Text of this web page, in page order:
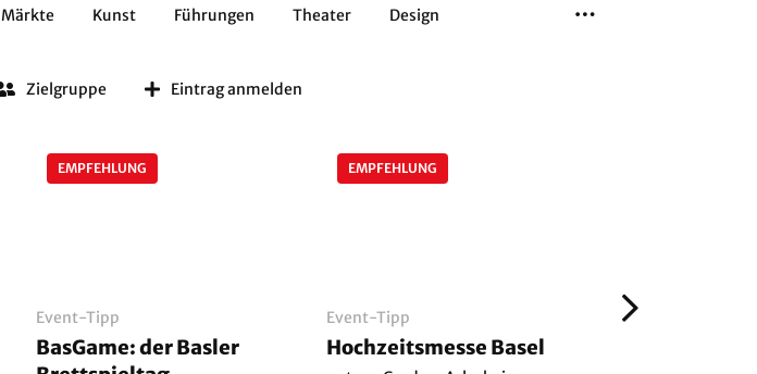
Märkte Kunst Führungen Theater Design
Zielgruppe Eintrag anmelden
EMPFEHLUNG
Event-Tipp
BasGame: der Basler
EMPFEHLUNG
Event-Tipp
Hochzeitsmesse Basel
Film